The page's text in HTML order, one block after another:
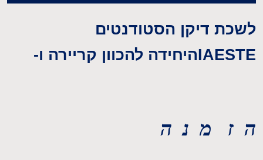
לשכת דיקן הסטודנטים
IAESTEהיחידה להכוון קריירה ו-
ה ז מ נ ה